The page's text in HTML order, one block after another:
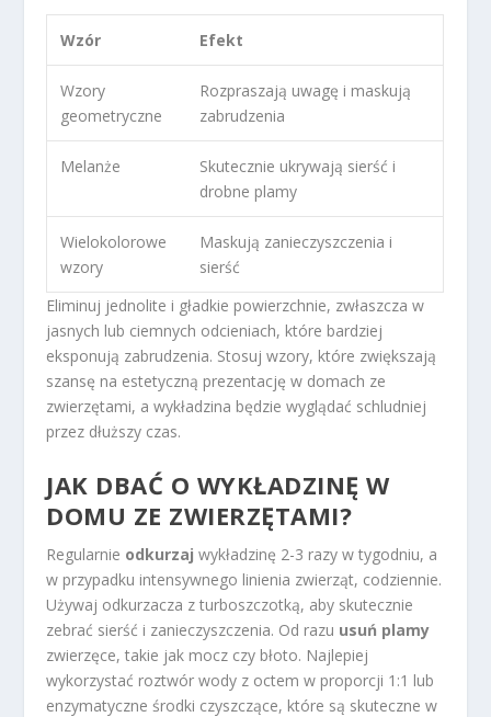
Wzór Efekt
Wzory
geometryczne
Rozpraszają uwagę i maskują
zabrudzenia
Melanże
Skutecznie ukrywają sierść i
drobne plamy
Wielokolorowe
wzory
Maskują zanieczyszczenia i
sierść
Eliminuj jednolite i gładkie powierzchnie, zwłaszcza w
jasnych lub ciemnych odcieniach, które bardziej
eksponują zabrudzenia. Stosuj wzory, które zwiększają
szansę na estetyczną prezentację w domach ze
zwierzętami, a wykładzina będzie wyglądać schludniej
przez dłuższy czas.
JAK DBAĆ O WYKŁADZINĘ W
DOMU ZE ZWIERZĘTAMI?
Regularnie odkurzaj wykładzinę 2-3 razy w tygodniu, a
w przypadku intensywnego linienia zwierząt, codziennie.
Używaj odkurzacza z turboszczotką, aby skutecznie
zebrać sierść i zanieczyszczenia. Od razu usuń plamy
zwierzęce, takie jak mocz czy błoto. Najlepiej
wykorzystać roztwór wody z octem w proporcji 1:1 lub
enzymatyczne środki czyszczące, które są skuteczne w